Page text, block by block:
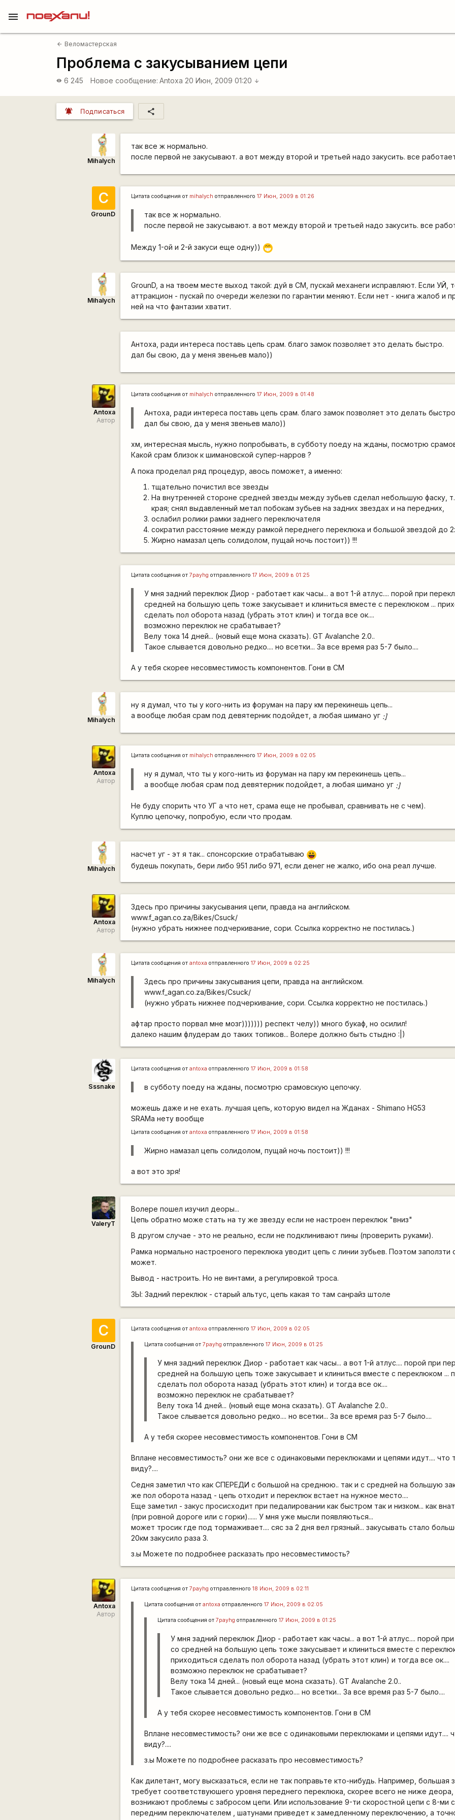
menu
arrow_back Веломастерская
Проблема с закусыванием цепи
visibility 6 245 Новое сообщение: Antoxa 20 Июн, 2009 01:20 arrow_downward
notifications_active Подписаться share
Mihalych
так все ж нормально.
после первой не закусывают. а вот между второй и третьей надо закусить. все
С
GrounD
Цитата сообщения от mihalych отправленного17 Июн, 2009 в 01:26
так все ж нормально.
после первой не закусывают. а вот между второй и третьей надо закусить. все
Между 1-ой и 2-й закуси еще одну)) ;D
Mihalych
GrounD, а на твоем месте выход такой: дуй в СМ, пускай механеги исправляют. Если УЙ,
аттракцион - пускай по очереди железки по гарантии меняют. Если нет - книга жалоб и
ней на что фантазии хватит.
Антоха, ради интереса поставь цепь срам. благо замок позволяет это делать быстро.
дал бы свою, да у меня звеньев мало))
Antoxa
Автор
Цитата сообщения от mihalych отправленного17 Июн, 2009 в 01:48
Антоха, ради интереса поставь цепь срам. благо замок позволяет это делать
дал бы свою, да у меня звеньев мало))
хм, интересная мысль, нужно попробывать, в субботу поеду на жданы, посмотрю
Какой срам близок к шимановской супер-нарров ?
А пока проделал ряд процедур, авось поможет, а именно:
тщательно почистил все звезды
На внутренней стороне средней звезды между зубьев сделал небольшую фаску,
края; снял выдавленный метал побокам зубьев на задних звездах и на передних,
ослабил ролики рамки заднего переключателя
сократил расстояние между рамкой переднего переклюка и большой звездой до
Жирно намазал цепь солидолом, пущай ночь постоит)) !!!
Цитата сообщения от7payhg отправленного17 Июн, 2009 в 01:25
У мня задний переклюк Диор - работает как часы... а вот 1-й атлус.... порой при
средней на большую цепь тоже закусывает и клиниться вместе с переклюком ...
сделать пол оборота назад (убрать этот клин) и тогда все ок....
возможно переклюк не срабатывает?
Велу тока 14 дней... (новый еще мона сказать). GT Avalanche 2.0..
Такое слывается довольно редко.... но всетки... За все время раз 5-7 было....
А у тебя скорее несовместимость компонентов. Гони в СМ
Mihalych
ну я думал, что ты у кого-нить из форуман на пару км перекинешь цепь...
а вообще любая срам под девятерник подойдет, а любая шимано уг :]
Antoxa
Автор
Цитата сообщения от mihalych отправленного17 Июн, 2009 в 02:05
ну я думал, что ты у кого-нить из форуман на пару км перекинешь цепь...
а вообще любая срам под девятерник подойдет, а любая шимано уг :]
Не буду спорить что УГ а что нет, срама еще не пробывал, сравнивать не с чем).
Куплю цепочку, попробую, если что продам.
Mihalych
насчет уг - эт я так... спонсорские отрабатываю |-))
будешь покупать, бери либо 951 либо 971, если денег не жалко, ибо она реал лучше.
Antoxa
Автор
Здесь про причины закусывания цепи, правда на английском.
www.f_agan.co.za/Bikes/Csuck/
(нужно убрать нижнее подчеркивание, сори. Ссылка корректно не постилась.)
Mihalych
Цитата сообщения отantoxa отправленного17 Июн, 2009 в 02:25
Здесь про причины закусывания цепи, правда на английском.
www.f_agan.co.za/Bikes/Csuck/
(нужно убрать нижнее подчеркивание, сори. Ссылка корректно не постилась.)
афтар просто порвал мне мозг))))))) респект челу)) много букаф, но осилил!
далеко нашим флудерам до таких топиков... Волере должно быть стыдно :|)
Sssnake
Цитата сообщения отantoxa отправленного17 Июн, 2009 в 01:58
в субботу поеду на жданы, посмотрю срамовскую цепочку.
можешь даже и не ехать. лучшая цепь, которую видел на Жданах - Shimano HG53
SRAMа нету вообще
Цитата сообщения отantoxa отправленного17 Июн, 2009 в 01:58
Жирно намазал цепь солидолом, пущай ночь постоит)) !!!
а вот это зря!
ValeryT
Волере пошел изучил деоры...
Цепь обратно може стать на ту же звезду если не настроен переклюк "вниз"
В другом случае - это не реально, если не подклинивают пины (проверить руками).
Рамка нормально настроеного переклюка уводит цепь с линии зубьев. Поэтом заползти
может.
Вывод - настроить. Но не винтами, а регулировкой троса.
ЗЫ: Задний переклюк - старый альтус, цепь какая то там санрайз штоле
С
GrounD
Цитата сообщения отantoxa отправленного17 Июн, 2009 в 02:05
Цитата сообщения от7payhg отправленного17 Июн, 2009 в 01:25
У мня задний переклюк Диор - работает как часы... а вот 1-й атлус.... порой при
средней на большую цепь тоже закусывает и клиниться вместе с переклюком ...
сделать пол оборота назад (убрать этот клин) и тогда все ок....
возможно переклюк не срабатывает?
Велу тока 14 дней... (новый еще мона сказать). GT Avalanche 2.0..
Такое слывается довольно редко.... но всетки... За все время раз 5-7 было....
А у тебя скорее несовместимость компонентов. Гони в СМ
Вплане несовместимость? они же все с одинаковыми переклюками и цепями идут.... что
виду?....
Седня заметил что как СПЕРЕДИ с большой на среднюю.. так и с средней на большую
же пол оборота назад - цепь отходит и переклюк встает на нужное место....
Еще заметил - закус просисходит при педалировании как быстром так и низком... как
(при ровной дороге или с горки)...... У мня уже мысли появляються...
может тросик где под тормаживает.... сяс за 2 дня вел грязный... закусывать стало
20км закусило раза 3.
з.ы Можете по подробнее расказать про несовместимость?
Antoxa
Автор
Цитата сообщения от7payhg отправленного18 Июн, 2009 в 02:11
Цитата сообщения отantoxa отправленного17 Июн, 2009 в 02:05
Цитата сообщения от7payhg отправленного17 Июн, 2009 в 01:25
У мня задний переклюк Диор - работает как часы... а вот 1-й атлус.... порой
со средней на большую цепь тоже закусывает и клиниться вместе с
приходиться сделать пол оборота назад (убрать этот клин) и тогда все ок....
возможно переклюк не срабатывает?
Велу тока 14 дней... (новый еще мона сказать). GT Avalanche 2.0..
Такое слывается довольно редко.... но всетки... За все время раз 5-7 было....
А у тебя скорее несовместимость компонентов. Гони в СМ
Вплане несовместимость? они же все с одинаковыми переклюками и цепями идут....
виду?....
з.ы Можете по подробнее расказать про несовместимость?
Как дилетант, могу высказаться, если не так поправьте кто-нибудь. Например, большая
требует соответствуюшего уровня переднего переклюка, скорее всего не ниже деора,
возникают проблемы с забросом цепи. Или использование 9-ти скоростной цепи с 8-ми
передним переключателем , шатунами приведет к замедленному переключению, а